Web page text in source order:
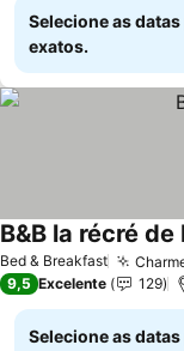
Selecione as
exatos.
Bed & Breakfast
B&B la récré
9,5 Excelente 129
Selecione as